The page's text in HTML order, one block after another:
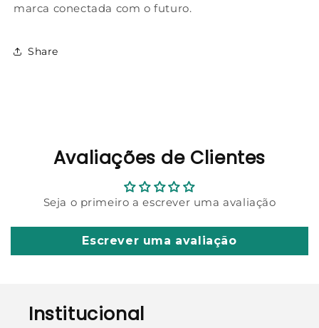
marca conectada com o futuro.
Share
Avaliações de Clientes
Seja o primeiro a escrever uma avaliação
Escrever uma avaliação
Institucional